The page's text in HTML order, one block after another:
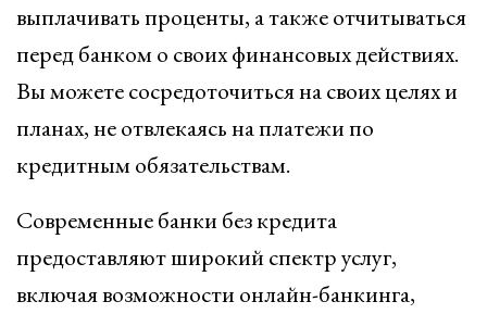
выплачивать проценты, а также отчитываться
перед банком о своих финансовых действиях.
Вы можете сосредоточиться на своих целях и
планах, не отвлекаясь на платежи по
кредитным обязательствам.
Современные банки без кредита
предоставляют широкий спектр услуг,
включая возможности онлайн-банкинга,